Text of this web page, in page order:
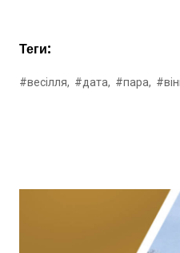
Теги:
#весілля, #дата, #пара,